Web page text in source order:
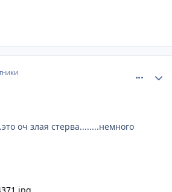
оч злая стерва........немного